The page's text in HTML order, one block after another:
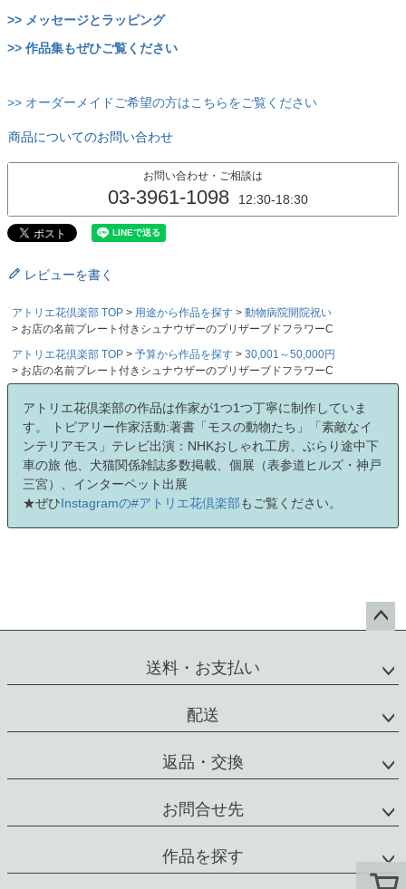
>> メッセージとラッピング
>> 作品集もぜひご覧ください
>> オーダーメイドご希望の方はこちらをご覧ください
商品についてのお問い合わせ
お問い合わせ・ご相談は
03-3961-1098 12:30-18:30
レビューを書く
アトリエ花倶楽部 TOP 用途から作品を探す
動物病院開院祝い
お店の名前プレート付きシュナウザーのプリザーブドフラワーC
アトリエ花倶楽部 TOP
予算から作品を探す
30,001～50,000円
お店の名前プレート付きシュナウザーのプリザーブドフラワーC
アトリエ花倶楽部の作品は作家が1つ1つ丁寧に制作していま
す。 トピアリー作家活動:著書「モスの動物たち」「素敵なイ
ンテリアモス」テレビ出演：NHKおしゃれ工房、ぶらり途中下
車の旅 他、犬猫関係雑誌多数掲載、個展（表参道ヒルズ・神戸
三宮）、インターペット出展
★ぜひInstagramの#アトリエ花倶楽部もご覧ください。
ップ
送料・お支払い
配送
返品・交換
お問合せ先
作品を探す